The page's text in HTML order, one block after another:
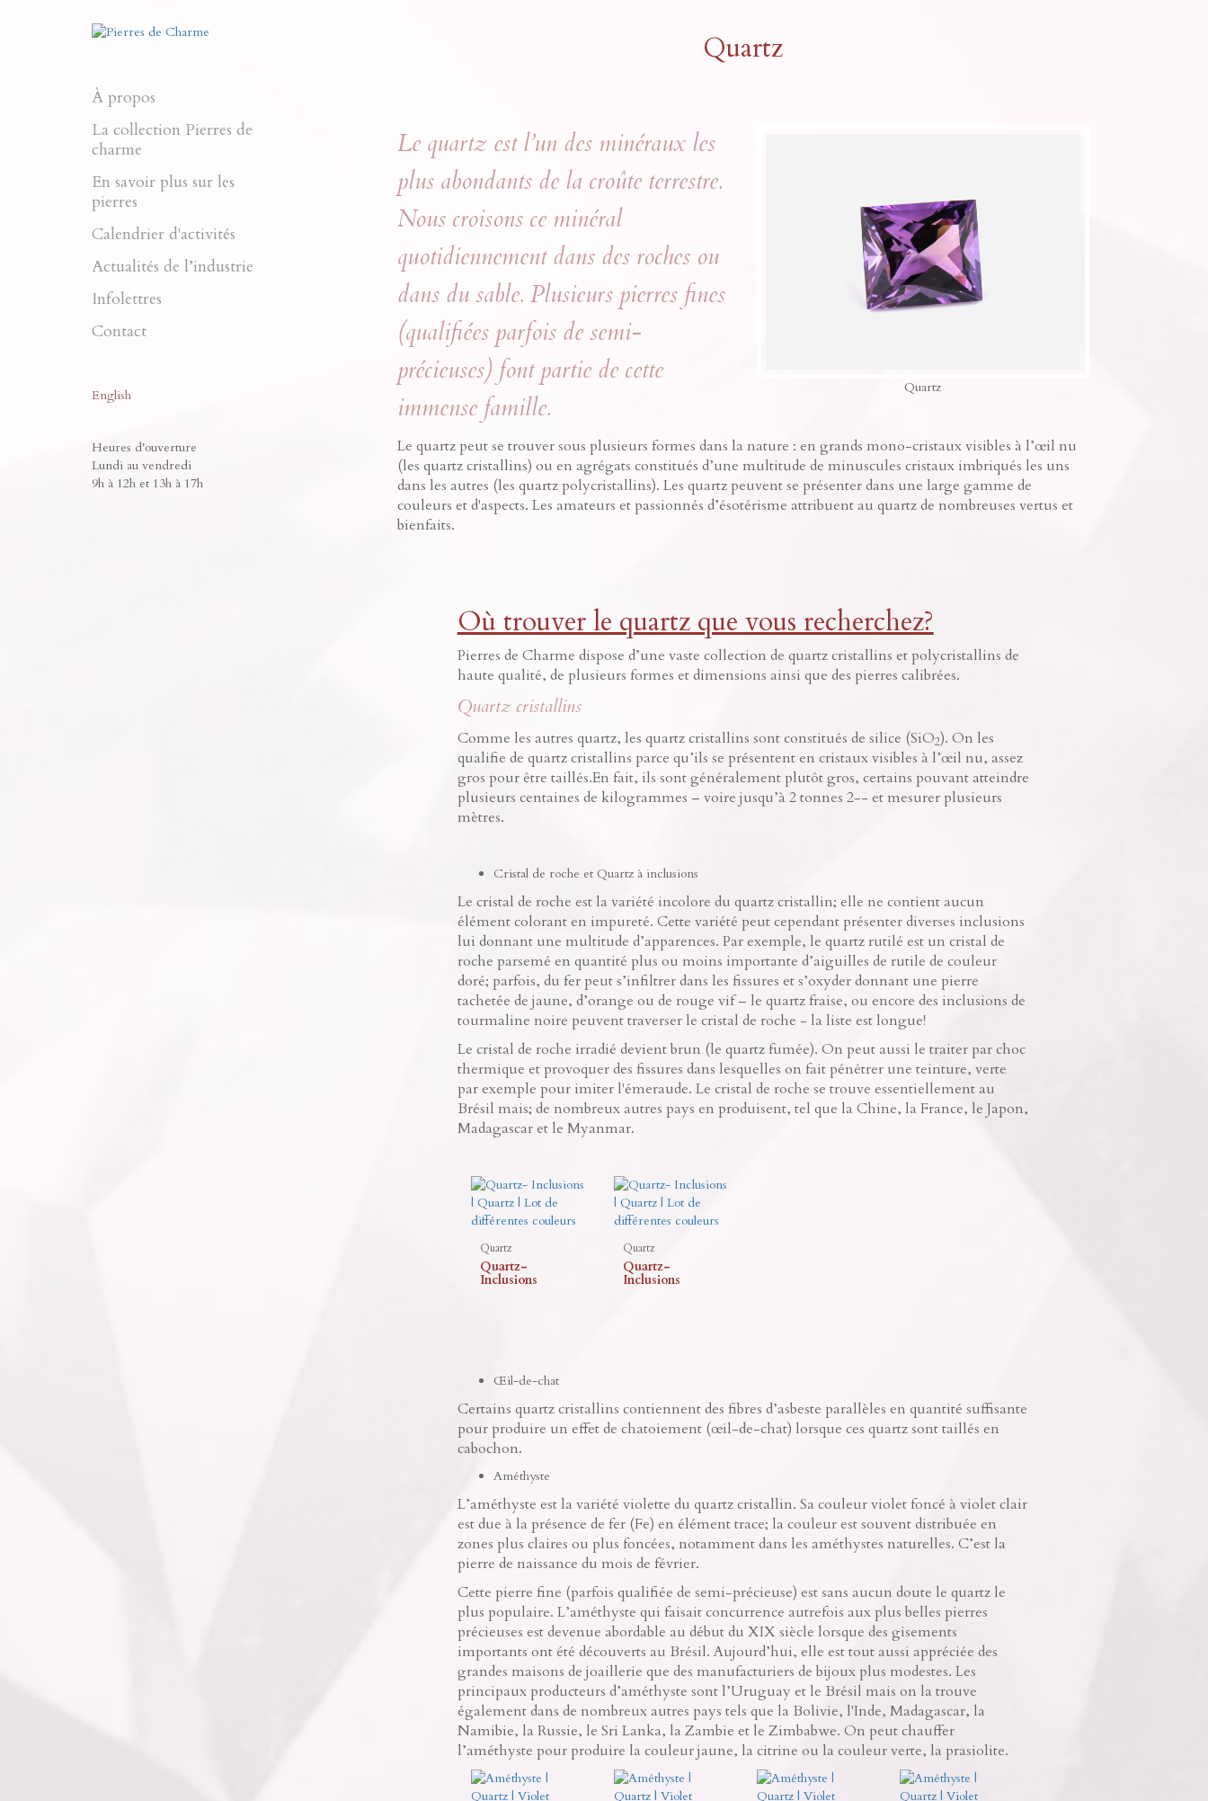
À propos
La collection Pierres de
charme
En savoir plus sur les
pierres
Calendrier d'activités
Actualités de l’industrie
Infolettres
Contact
English
Heures d'ouverture
Lundi au vendredi
9h à 12h et 13h à 17h
Quartz
Le quartz est l’un des minéraux les
plus abondants de la croûte terrestre.
Nous croisons ce minéral
quotidiennement dans des roches ou
dans du sable. Plusieurs pierres fines
(qualifiées parfois de semi-
précieuses) font partie de cette
immense famille.
Quartz
Le quartz peut se trouver sous plusieurs formes dans la nature : en grands mono-cristaux visibles à l’œil nu
(les quartz cristallins) ou en agrégats constitués d’une multitude de minuscules cristaux imbriqués les uns
dans les autres (les quartz polycristallins). Les quartz peuvent se présenter dans une large gamme de
couleurs et d'aspects. Les amateurs et passionnés d’ésotérisme attribuent au quartz de nombreuses vertus et
bienfaits.
Où trouver le quartz que vous recherchez?
Pierres de Charme dispose d’une vaste collection de quartz cristallins et polycristallins de
haute qualité, de plusieurs formes et dimensions ainsi que des pierres calibrées.
Quartz cristallins
Comme les autres quartz, les quartz cristallins sont constitués de silice (SiO2). On les
qualifie de quartz cristallins parce qu’ils se présentent en cristaux visibles à l’œil nu, assez
gros pour être taillés.En fait, ils sont généralement plutôt gros, certains pouvant atteindre
plusieurs centaines de kilogrammes – voire jusqu’à 2 tonnes 2-- et mesurer plusieurs
mètres.
Cristal de roche et Quartz à inclusions
Le cristal de roche est la variété incolore du quartz cristallin; elle ne contient aucun
élément colorant en impureté. Cette variété peut cependant présenter diverses inclusions
lui donnant une multitude d’apparences. Par exemple, le quartz rutilé est un cristal de
roche parsemé en quantité plus ou moins importante d’aiguilles de rutile de couleur
doré; parfois, du fer peut s’infiltrer dans les fissures et s’oxyder donnant une pierre
tachetée de jaune, d’orange ou de rouge vif – le quartz fraise, ou encore des inclusions de
tourmaline noire peuvent traverser le cristal de roche - la liste est longue!
Le cristal de roche irradié devient brun (le quartz fumée). On peut aussi le traiter par choc
thermique et provoquer des fissures dans lesquelles on fait pénétrer une teinture, verte
par exemple pour imiter l'émeraude. Le cristal de roche se trouve essentiellement au
Brésil mais; de nombreux autres pays en produisent, tel que la Chine, la France, le Japon,
Madagascar et le Myanmar.
Quartz
Quartz-
Inclusions
Quartz
Quartz-
Inclusions
Œil-de-chat
Certains quartz cristallins contiennent des fibres d’asbeste parallèles en quantité suffisante
pour produire un effet de chatoiement (œil-de-chat) lorsque ces quartz sont taillés en
cabochon.
Améthyste
L’améthyste est la variété violette du quartz cristallin. Sa couleur violet foncé à violet clair
est due à la présence de fer (Fe) en élément trace; la couleur est souvent distribuée en
zones plus claires ou plus foncées, notamment dans les améthystes naturelles. C’est la
pierre de naissance du mois de février.
Cette pierre fine (parfois qualifiée de semi-précieuse) est sans aucun doute le quartz le
plus populaire. L’améthyste qui faisait concurrence autrefois aux plus belles pierres
précieuses est devenue abordable au début du XIX siècle lorsque des gisements
importants ont été découverts au Brésil. Aujourd’hui, elle est tout aussi appréciée des
grandes maisons de joaillerie que des manufacturiers de bijoux plus modestes. Les
principaux producteurs d’améthyste sont l’Uruguay et le Brésil mais on la trouve
également dans de nombreux autres pays tels que la Bolivie, l'Inde, Madagascar, la
Namibie, la Russie, le Sri Lanka, la Zambie et le Zimbabwe. On peut chauffer
l’améthyste pour produire la couleur jaune, la citrine ou la couleur verte, la prasiolite.